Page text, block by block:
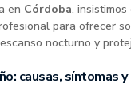
en Córdoba,
para ofrecer
nocturno y
causas, síntomas